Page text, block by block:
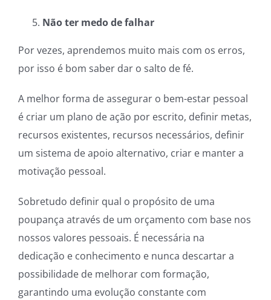
Não ter medo de falhar
Por vezes, aprendemos muito mais com os erros,
por isso é bom saber dar o salto de fé.
A melhor forma de assegurar o bem-estar pessoal
é criar um plano de ação por escrito, definir metas,
recursos existentes, recursos necessários, definir
um sistema de apoio alternativo, criar e manter a
motivação pessoal.
Sobretudo definir qual o propósito de uma
poupança através de um orçamento com base nos
nossos valores pessoais. É necessária na
dedicação e conhecimento e nunca descartar a
possibilidade de melhorar com formação,
garantindo uma evolução constante com